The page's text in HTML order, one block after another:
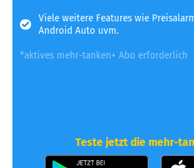
Viele weitere Features wie
Android Auto uvm.
*aktives mehr-tanken+ Abo erforderlich
Teste jetzt die mehr-